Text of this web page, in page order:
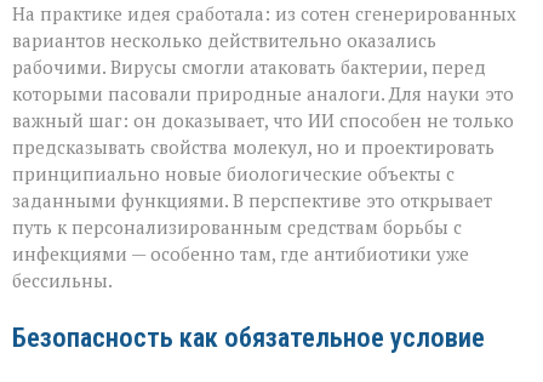
На практике идея сработала: из сотен сгенерированных
вариантов несколько действительно оказались
рабочими. Вирусы смогли атаковать бактерии, перед
которыми пасовали природные аналоги. Для науки это
важный шаг: он доказывает, что ИИ способен не только
предсказывать свойства молекул, но и проектировать
принципиально новые биологические объекты с
заданными функциями. В перспективе это открывает
путь к персонализированным средствам борьбы с
инфекциями — особенно там, где антибиотики уже
бессильны.
Безопасность как обязательное условие